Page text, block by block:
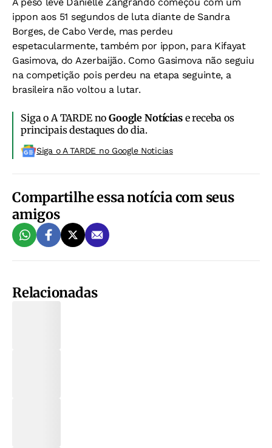
ippon aos 51 segundos de luta diante de Sandra
Borges, de Cabo Verde, mas perdeu
espetacularmente, também por ippon, para Kifayat
Gasimova, do Azerbaijão. Como Gasimova não seguiu
na competição pois perdeu na etapa seguinte, a
brasileira não voltou a lutar.
Siga o A TARDE noGoogle Notíciase receba os
principais destaques do dia.
Siga o A TARDE no Google Noticias
Compartilhe essa notícia com seus
amigos
Relacionadas